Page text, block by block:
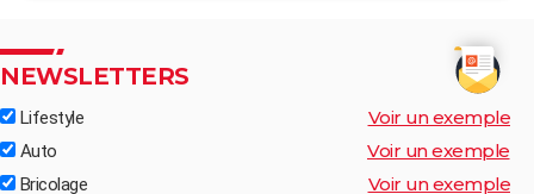
NEWSLETTERS
Lifestyle Voir un exemple
Auto Voir un exemple
Bricolage Voir un exemple